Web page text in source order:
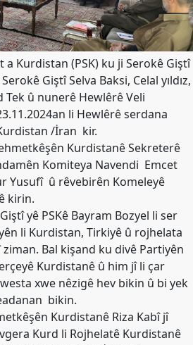
a Kurdistan (PSK) ku ji Serokê Giştî
Giştî Selva Baksi, Celal yıldız,
Tek û nunerê Hewlêrê Veli
li Hewlêrê serdana
/İran kir.
Kurdistanê Sekreterê
Komiteya Navendi Emcet
Yusufî û rêvebirên Komeleyê
kirin.
yê PSKê Bayram Bozyel li ser
li Kurdistan, Tirkiyê û rojhelata
Bal kişand ku divê Partiyên
Kurdistanê û him jî li çar
xwe nêzigê hev bikin û bi yek
bikin.
Kurdistanê Riza Kabî jî
Kurd li Rojhelatê Kurdistanê